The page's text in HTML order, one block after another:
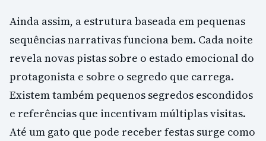
Ainda assim, a estrutura baseada em pequenas
sequências narrativas funciona bem. Cada noite
revela novas pistas sobre o estado emocional do
protagonista e sobre o segredo que carrega.
Existem também pequenos segredos escondidos
e referências que incentivam múltiplas visitas.
Até um gato que pode receber festas surge como